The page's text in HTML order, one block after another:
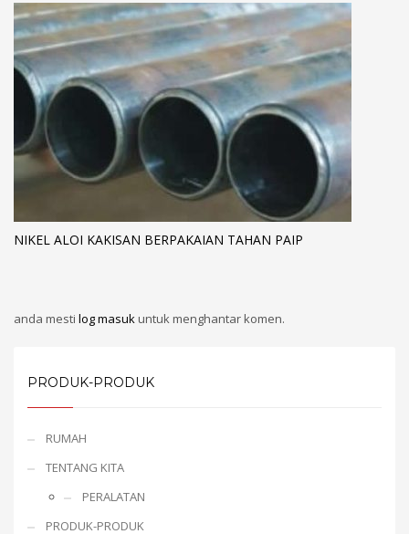
NIKEL ALOI KAKISAN BERPAKAIAN TAHAN PAIP
anda mesti log masukuntuk menghantar komen.
PRODUK-PRODUK
RUMAH
TENTANG KITA
PERALATAN
PRODUK-PRODUK